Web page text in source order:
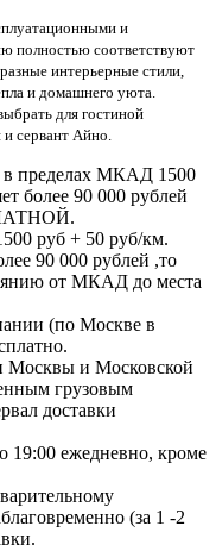
и
полностью соответствуют
интерьерные стили,
и домашнего уюта.
для гостиной
и сервант Айно.
в пределах МКАД 1500
более 90 000 рублей
руб + 50 руб/км.
90 000 рублей ,то
от МКАД до места
(по Москве в
Москвы и Московской
грузовым
доставки
19:00 ежедневно, кроме
(за 1 -2